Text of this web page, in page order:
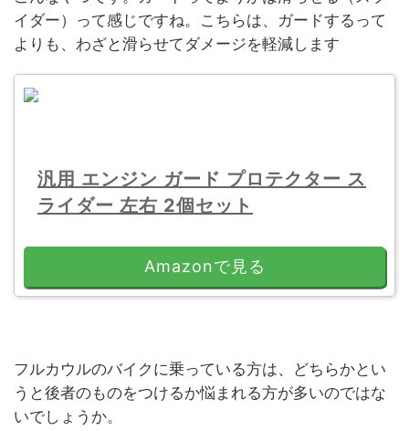
イダー）って感じですね。こちらは、ガードするって
よりも、わざと滑らせてダメージを軽減します
汎用 エンジン ガード プロテクター ス
ライダー 左右 2個セット
Amazonで見る
フルカウルのバイクに乗っている方は、どちらかとい
うと後者のものをつけるか悩まれる方が多いのではな
いでしょうか。